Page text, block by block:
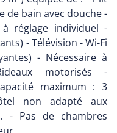
de bain avec douche -
à réglage individuel -
- Télévision - Wi-Fi
- Nécessaire à
motorisés -
maximum : 3
non adapté aux
- Pas de chambres